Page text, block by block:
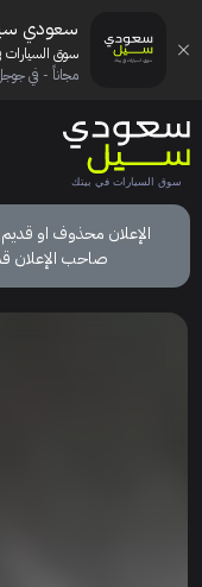
الإعلان محذوف او
صاحب الإعلان
سعودي
سوق السيارات
مجاناً - في